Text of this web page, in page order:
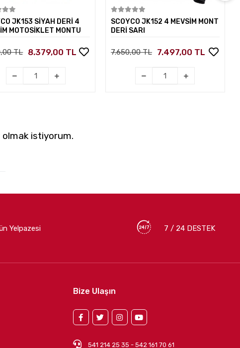
JK153 SİYAH DERİ 4
MOTOSİKLET MONTU
TL 8.379,00 TL
SCOYCO JK152 4 MEVSİM MONT
DERİ SARI
7.650,00 TL 7.497,00 TL
istiyorum.
Yelpazesi 7 / 24 DESTEK
Bize Ulaşın
541 214 25 35 - 542 161 70 61